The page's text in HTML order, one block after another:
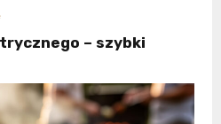
– szybki